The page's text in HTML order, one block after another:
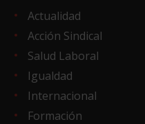
Actualidad
Acción Sindical
Salud Laboral
Igualdad
Internacional
Formación